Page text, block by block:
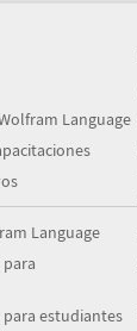
Language
Language
estudiantes